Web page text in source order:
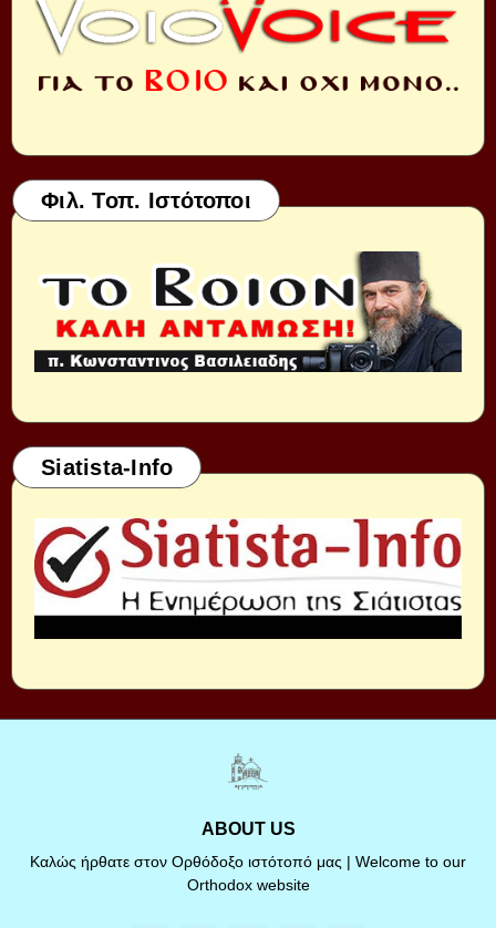
Φιλ. Τοπ. Ιστότοποι
Siatista-Info
ABOUT US
Καλώς ήρθατε στον Ορθόδοξο ιστότοπό μας | Welcome to our
Orthodox website